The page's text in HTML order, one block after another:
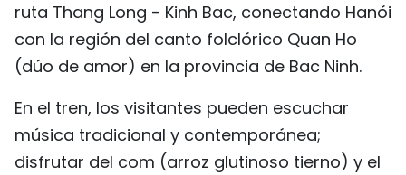
ruta Thang Long - Kinh Bac, conectando Hanói
con la región del canto folclórico Quan Ho
(dúo de amor) en la provincia de Bac Ninh.
En el tren, los visitantes pueden escuchar
música tradicional y contemporánea;
disfrutar del com (arroz glutinoso tierno) y el